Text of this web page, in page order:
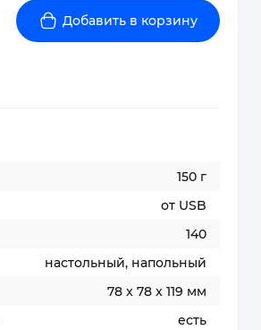
Добавить в корзину
150 г
от USB
140
настольный, напольный
78 x 78 x 119 мм
есть